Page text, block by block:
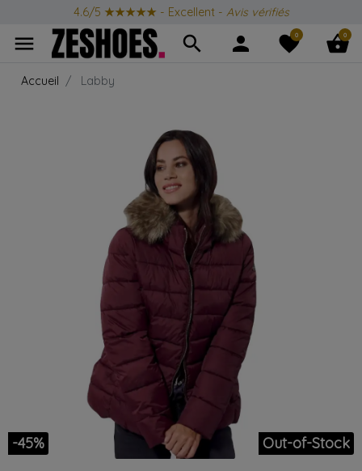
4.6/5 ★★★★★ - Excellent - Avis vérifiés
menu search person favorite
0 shopping_basket
0
Accueil Labby
-45% Out-of-Stock